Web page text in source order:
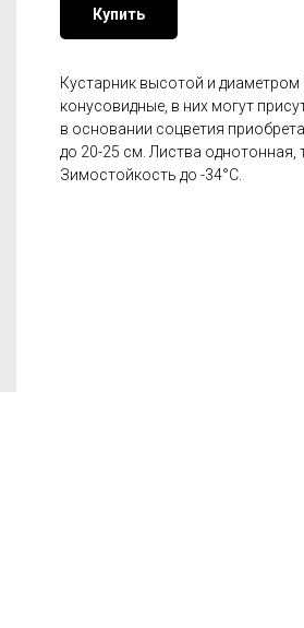
Купить
Кустарник высотой и
конусовидные, в них могут
в основании соцветия
до 20-25 см. Листва однотонная,
Зимостойкость до -34°C.